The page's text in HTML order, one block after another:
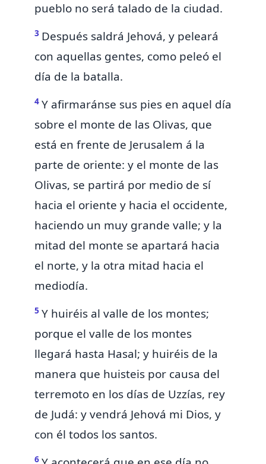
pueblo no será talado de la ciudad.
3 Después saldrá Jehová, y peleará
con aquellas gentes, como peleó el
día de la batalla.
4 Y afirmaránse sus pies en aquel día
sobre el monte de las Olivas, que
está en frente de Jerusalem á la
parte de oriente: y el monte de las
Olivas, se partirá por medio de sí
hacia el oriente y hacia el occidente,
haciendo un muy grande valle; y la
mitad del monte se apartará hacia
el norte, y la otra mitad hacia el
mediodía.
5 Y huiréis al valle de los montes;
porque el valle de los montes
llegará hasta Hasal; y huiréis de la
manera que huisteis por causa del
terremoto en los días de Uzzías, rey
de Judá: y vendrá Jehová mi Dios, y
con él todos los santos.
6